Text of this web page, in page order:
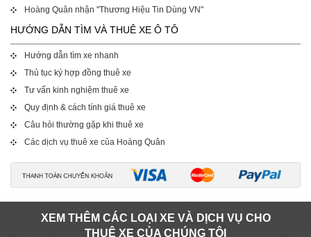
Hoàng Quân nhận "Thương Hiệu Tin Dùng VN"
HƯỚNG DẪN TÌM VÀ THUÊ XE Ô TÔ
Hướng dẫn tìm xe nhanh
Thủ tục ký hợp đồng thuê xe
Tư vấn kinh nghiệm thuê xe
Quy định & cách tính giá thuê xe
Câu hỏi thường gặp khi thuê xe
Các dịch vụ thuê xe của Hoàng Quân
XEM THÊM CÁC LOẠI XE VÀ DỊCH VỤ CHO
THUÊ XE CỦA CHÚNG TÔI